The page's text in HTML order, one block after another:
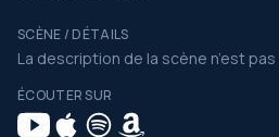
SCÈNE / DÉTAILS
La description de la scène n’est
ÉCOUTER SUR